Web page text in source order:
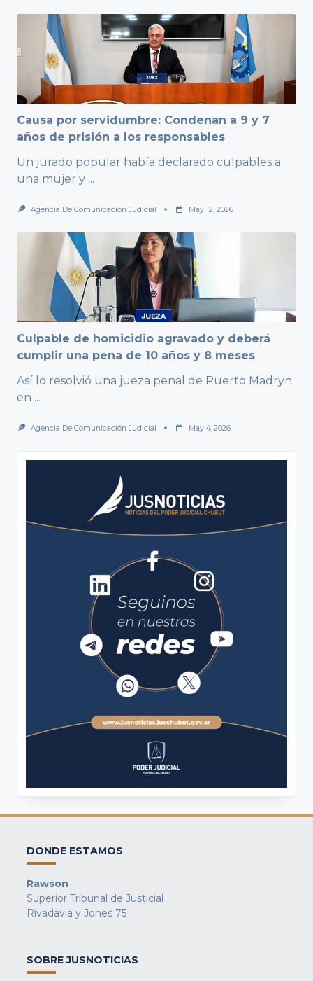
Causa por servidumbre: Condenan a 9 y 7
años de prisión a los responsables
Un jurado popular había declarado culpables a
una mujer y ...
Agencia De Comunicación Judicial May 12, 2026
Culpable de homicidio agravado y deberá
cumplir una pena de 10 años y 8 meses
Así lo resolvió una jueza penal de Puerto Madryn
en ...
Agencia De Comunicación Judicial May 4, 2026
DONDE ESTAMOS
Rawson
Superior Tribunal de Justicial
Rivadavia y Jones 75
SOBRE JUSNOTICIAS